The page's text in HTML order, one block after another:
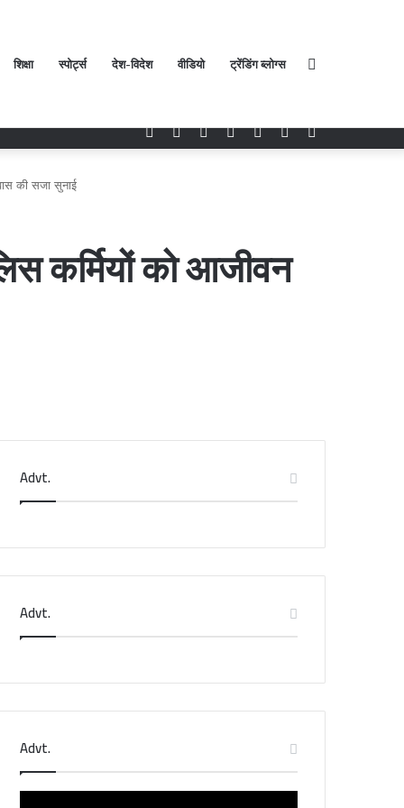
शिक्षा स्पोर्ट्स देश-विदेश वीडियो ट्रेंडिंग ब्लोग्स
Sidebar
Random
Log
Instagram
YouTube
Twitter
Facebook
की सजा सुनाई
कर्मियों को आजीवन
Advt.
Advt.
Advt.